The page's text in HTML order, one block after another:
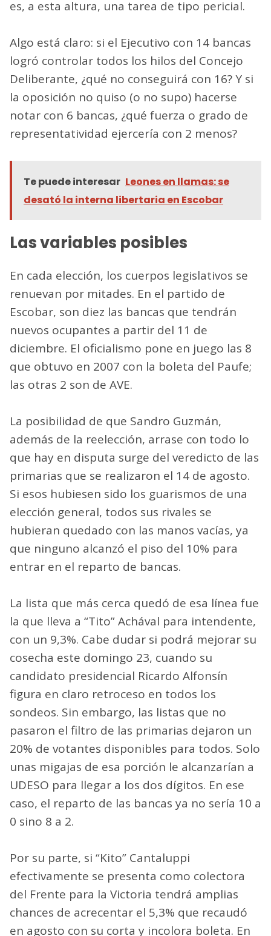
es, a esta altura, una tarea de tipo pericial.
Algo está claro: si el Ejecutivo con 14 bancas
logró controlar todos los hilos del Concejo
Deliberante, ¿qué no conseguirá con 16? Y si
la oposición no quiso (o no supo) hacerse
notar con 6 bancas, ¿qué fuerza o grado de
representatividad ejercería con 2 menos?
Te puede interesar Leones en llamas: se
desató la interna libertaria en Escobar
Las variables posibles
En cada elección, los cuerpos legislativos se
renuevan por mitades. En el partido de
Escobar, son diez las bancas que tendrán
nuevos ocupantes a partir del 11 de
diciembre. El oficialismo pone en juego las 8
que obtuvo en 2007 con la boleta del Paufe;
las otras 2 son de AVE.
La posibilidad de que Sandro Guzmán,
además de la reelección, arrase con todo lo
que hay en disputa surge del veredicto de las
primarias que se realizaron el 14 de agosto.
Si esos hubiesen sido los guarismos de una
elección general, todos sus rivales se
hubieran quedado con las manos vacías, ya
que ninguno alcanzó el piso del 10% para
entrar en el reparto de bancas.
La lista que más cerca quedó de esa línea fue
la que lleva a “Tito” Achával para intendente,
con un 9,3%. Cabe dudar si podrá mejorar su
cosecha este domingo 23, cuando su
candidato presidencial Ricardo Alfonsín
figura en claro retroceso en todos los
sondeos. Sin embargo, las listas que no
pasaron el filtro de las primarias dejaron un
20% de votantes disponibles para todos. Solo
unas migajas de esa porción le alcanzarían a
UDESO para llegar a los dos dígitos. En ese
caso, el reparto de las bancas ya no sería 10 a
0 sino 8 a 2.
Por su parte, si “Kito” Cantaluppi
efectivamente se presenta como colectora
del Frente para la Victoria tendrá amplias
chances de acrecentar el 5,3% que recaudó
en agosto con su corta y incolora boleta. En